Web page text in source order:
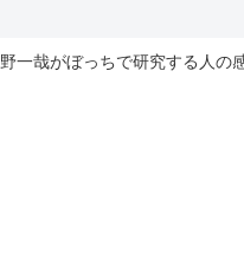
一哉がぼっちで研究する人の